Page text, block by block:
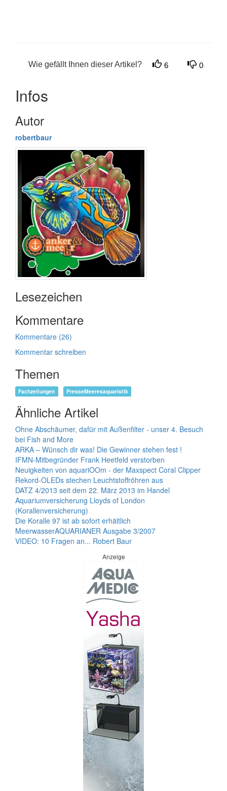
Wie gefällt Ihnen dieser Artikel? 6 0
Infos
Autor
robertbaur
Lesezeichen
Kommentare
Kommentare (26)
Kommentar schreiben
Themen
Fachzeitungen PresseMeeresaquaristik
Ähnliche Artikel
Ohne Abschäumer, dafür mit Außenfilter - unser 4. Besuch
bei Fish and More
ARKA – Wünsch dir was! Die Gewinner stehen fest !
IFMN-Mitbegründer Frank Heetfeld verstorben
Neuigkeiten von aquariOOm - der Maxspect Coral Clipper
Rekord-OLEDs stechen Leuchtstoffröhren aus
DATZ 4/2013 seit dem 22. März 2013 im Handel
Aquariumversicherung Lloyds of London
(Korallenversicherung)
Die Koralle 97 ist ab sofort erhältlich
MeerwasserAQUARIANER Ausgabe 3/2007
VIDEO: 10 Fragen an... Robert Baur
Anzeige